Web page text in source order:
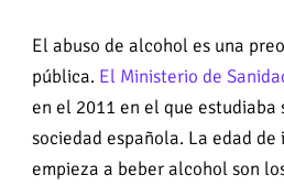
El abuso de alcohol es una
pública. El Ministerio de
en el 2011 en el que estudiaba
sociedad española. La edad de
empieza a beber alcohol son